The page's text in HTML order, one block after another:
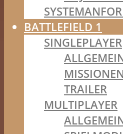
BATTLEFIELD 1
SINGLEPLAYER
MISSIONEN
TRAILER
MULTIPLAYER